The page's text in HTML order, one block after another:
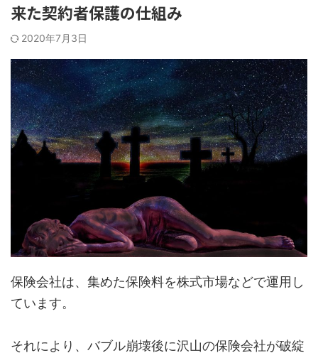
来た契約者保護の仕組み
2020年7月3日
保険会社は、集めた保険料を株式市場などで運用し
ています。
それにより、バブル崩壊後に沢山の保険会社が破綻